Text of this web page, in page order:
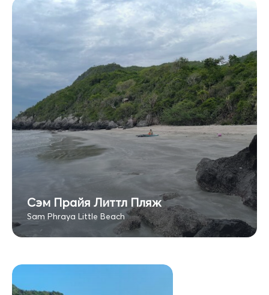
Сэм Прайя Литтл Пляж
Sam Phraya Little Beach